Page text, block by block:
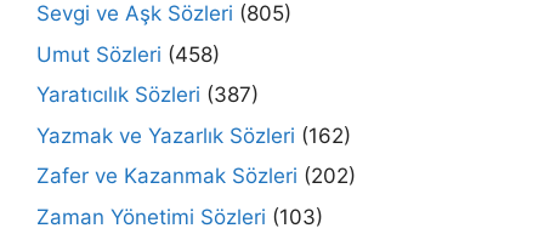
Sevgi ve Aşk Sözleri (805)
Umut Sözleri (458)
Yaratıcılık Sözleri (387)
Yazmak ve Yazarlık Sözleri (162)
Zafer ve Kazanmak Sözleri (202)
Zaman Yönetimi Sözleri (103)